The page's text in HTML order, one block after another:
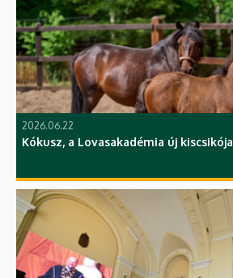
2026.06.22
Kókusz, a Lovasakadémia új kiscsikója